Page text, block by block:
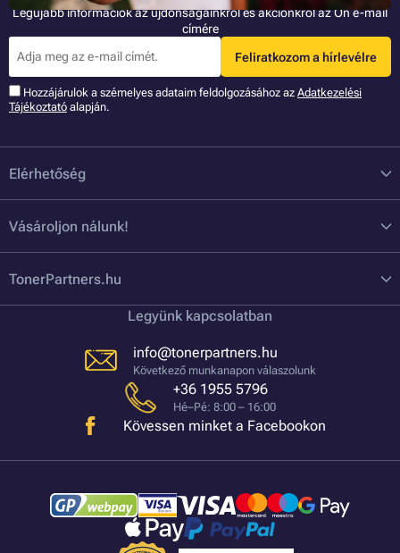
Legújabb információk az újdonságainkról és akciónkról az Ön e-mail
címére
Feliratkozom a hírlevélre
Hozzájárulok a szémelyes adataim feldolgozásához az Adatkezelési
Tájékoztató alapján.
Elérhetőség
Vásároljon nálunk!
TonerPartners.hu
Legyünk kapcsolatban
info@tonerpartners.hu
Következő munkanapon válaszolunk
+36 1955 5796
Hé–Pé: 8:00 – 16:00
Kövessen minket a Facebookon